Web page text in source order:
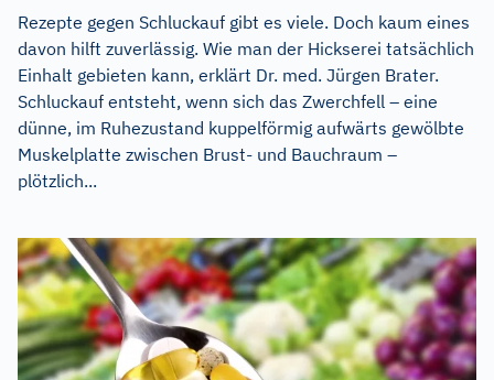
Rezepte gegen Schluckauf gibt es viele. Doch kaum eines
davon hilft zuverlässig. Wie man der Hickserei tatsächlich
Einhalt gebieten kann, erklärt Dr. med. Jürgen Brater.
Schluckauf entsteht, wenn sich das Zwerchfell – eine
dünne, im Ruhezustand kuppelförmig aufwärts gewölbte
Muskelplatte zwischen Brust- und Bauchraum –
plötzlich...